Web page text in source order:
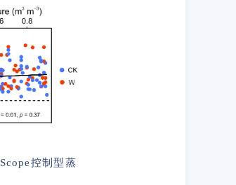
控制型蒸